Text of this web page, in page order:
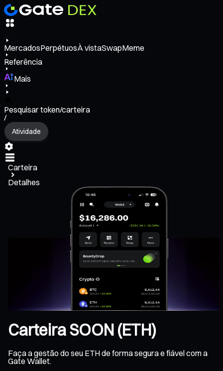
MercadosPerpétuosÀ vistaSwapMeme
Referência
Mais
Pesquisar token/carteira
/
Atividade
Carteira
Detalhes
Carteira SOON (ETH)
Faça a gestão do seu ETH de forma segura e fiável com a
Gate Wallet.